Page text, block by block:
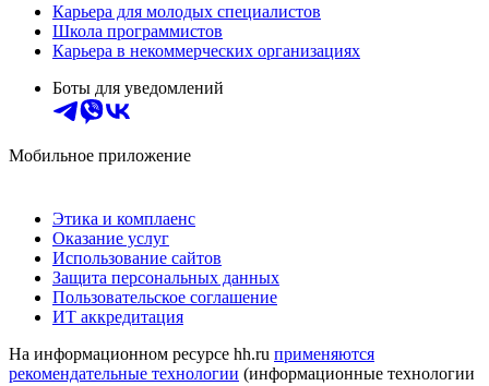
Карьера для молодых специалистов
Школа программистов
Карьера в некоммерческих организациях
Боты для уведомлений
Мобильное приложение
Этика и комплаенс
Оказание услуг
Использование сайтов
Защита персональных данных
Пользовательское соглашение
ИТ аккредитация
На информационном ресурсе hh.ru применяются
рекомендательные технологии (информационные технологии